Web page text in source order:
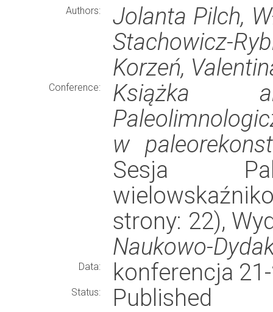
Authors:
Jolanta Pilch,
Stachowicz-
Korzeń,
Conference:
Książka
w
Sesja
strony: 22),
Naukowo-
Data: konferencja
Status:
Published